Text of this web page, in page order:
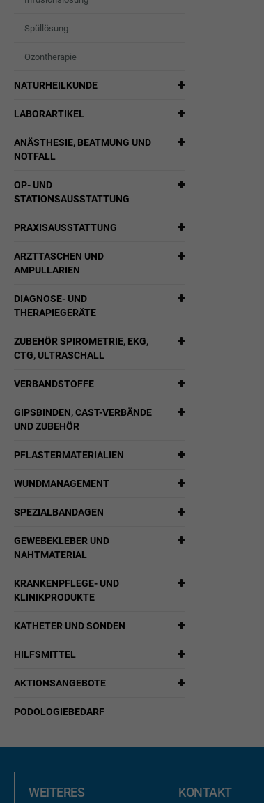
Spüllösung
Ozontherapie
NATURHEILKUNDE
LABORARTIKEL
ANÄSTHESIE, BEATMUNG UND
NOTFALL
OP- UND
STATIONSAUSSTATTUNG
PRAXISAUSSTATTUNG
ARZTTASCHEN UND
AMPULLARIEN
DIAGNOSE- UND
THERAPIEGERÄTE
ZUBEHÖR SPIROMETRIE, EKG,
CTG, ULTRASCHALL
VERBANDSTOFFE
GIPSBINDEN, CAST-VERBÄNDE
UND ZUBEHÖR
PFLASTERMATERIALIEN
WUNDMANAGEMENT
SPEZIALBANDAGEN
GEWEBEKLEBER UND
NAHTMATERIAL
KRANKENPFLEGE- UND
KLINIKPRODUKTE
KATHETER UND SONDEN
HILFSMITTEL
AKTIONSANGEBOTE
PODOLOGIEBEDARF
WEITERES KONTAKT